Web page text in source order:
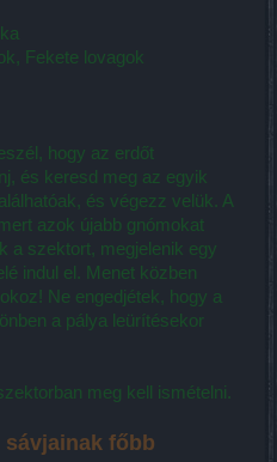
Fekete lovagok
hogy az erdőt
és keresd meg az egyik
és végezz velük. A
azok újabb gnómokat
a szektort, megjelenik egy
indul el. Menet közben
Ne engedjétek, hogy a
a pálya leürítésekor
meg kell ismételni.
sávjainak főbb